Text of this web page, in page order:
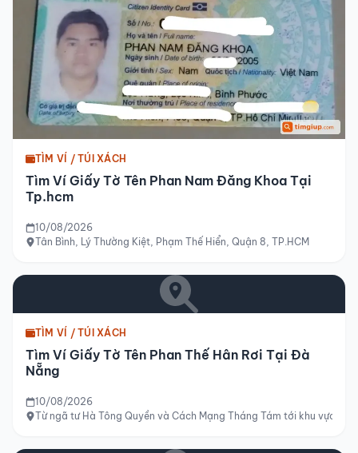
TÌM VÍ / TÚI XÁCH
Tìm Ví Giấy Tờ Tên Phan Nam Đăng Khoa Tại
Tp.hcm
10/08/2026
Tân Bình, Lý Thường Kiệt, Phạm Thế Hiển, Quận 8, TP.HCM
TÌM VÍ / TÚI XÁCH
Tìm Ví Giấy Tờ Tên Phan Thế Hân Rơi Tại Đà
Nẵng
10/08/2026
Từ ngã tư Hà Tông Quyền và Cách Mạng Tháng Tám tới khu vực